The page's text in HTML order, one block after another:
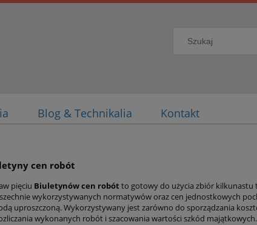
Blog & Technikalia Kontakt
cen robót
pięciu Biuletynów cen robót to gotowy do użycia zbiór
wykorzystywanych normatywów oraz cen jednostkowych
uproszczoną. Wykorzystywany jest zarówno do sporządzania
wykonanych robót i szacowania wartości szkód majątkowych.